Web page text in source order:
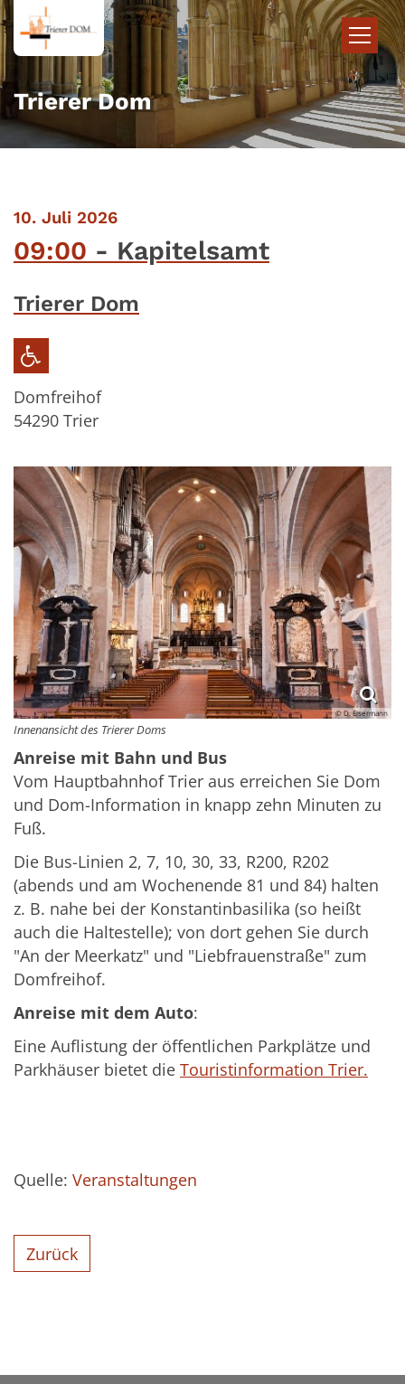
Zum Inhalt springen
Trierer Dom
10. Juli 2026:
09:00 Kapitelsamt
Trierer Dom
Domfreihof
54290 Trier
© D. Eisermann
Innenansicht des Trierer Doms
Anreise mit Bahn und Bus
Vom Hauptbahnhof Trier aus erreichen Sie Dom
und Dom-Information in knapp zehn Minuten zu
Fuß.
Die Bus-Linien 2, 7, 10, 30, 33, R200, R202
(abends und am Wochenende 81 und 84) halten
z. B. nahe bei der Konstantinbasilika (so heißt
auch die Haltestelle); von dort gehen Sie durch
"An der Meerkatz" und "Liebfrauenstraße" zum
Domfreihof.
Anreise mit dem Auto:
Eine Auflistung der öffentlichen Parkplätze und
Parkhäuser bietet die Touristinformation Trier.
Quelle: Veranstaltungen
Zurück